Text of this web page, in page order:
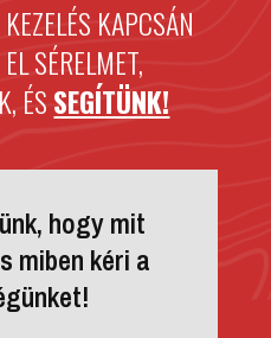
KAPCSÁN
SÉRELMET,
ÉSSEGÍTÜNK!
hogy mit
miben kéri a